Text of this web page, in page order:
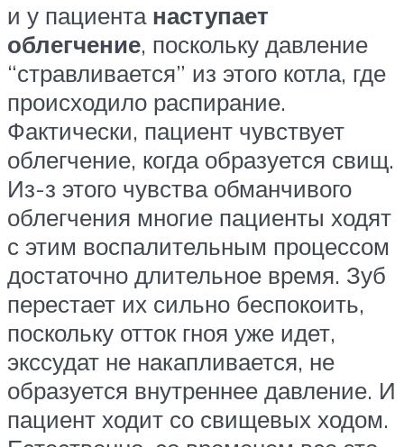
и у пациента наступает
облегчение, поскольку давление
“стравливается” из этого котла, где
происходило распирание.
Фактически, пациент чувствует
облегчение, когда образуется свищ.
Из-з этого чувства обманчивого
облегчения многие пациенты ходят
с этим воспалительным процессом
достаточно длительное время. Зуб
перестает их сильно беспокоить,
поскольку отток гноя уже идет,
экссудат не накапливается, не
образуется внутреннее давление. И
пациент ходит со свищевых ходом.